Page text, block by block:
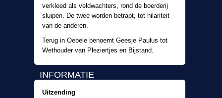
verkleed als veldwachters, rond de boerderij
sluipen. De twee worden betrapt, tot hilariteit
van de anderen.
Terug in Oebele benoemt Geesje Paulus tot
Wethouder van Pleziertjes en Bijstand.
INFORMATIE
Uitzending